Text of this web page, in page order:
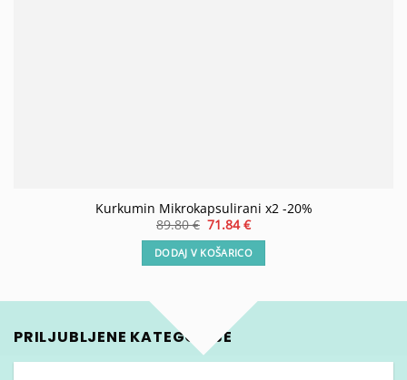
Kurkumin Mikrokapsulirani x2 -20%
89.80€ Izvirna
cena
je
bila:
89.80 €.
71.84€Trenutna
cena
je:
71.84 €.
DODAJ V KOŠARICO
PRILJUBLJENE KATEGORIJE